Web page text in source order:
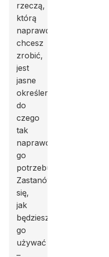
rzeczą,
którą
naprawdę
chcesz
zrobić,
jest
jasne
określenie,
do
czego
tak
naprawdę
go
potrzebujesz.
Zastanów
się,
jak
będziesz
go
używać
–